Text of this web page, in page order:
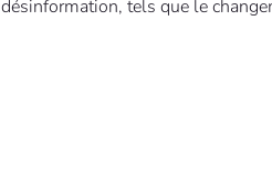
tels que le